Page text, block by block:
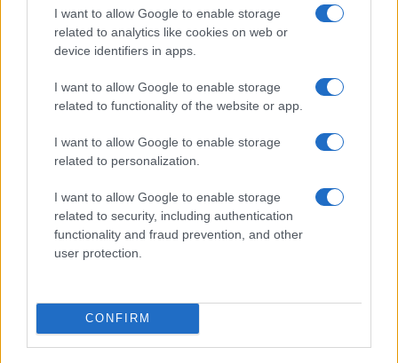
I want to allow Google to enable storage
related to analytics like cookies on web or
device identifiers in apps.
I want to allow Google to enable storage
related to functionality of the website or app.
I want to allow Google to enable storage
related to personalization.
I want to allow Google to enable storage
related to security, including authentication
functionality and fraud prevention, and other
user protection.
CONFIRM
Responsabilidad financiera de 3,4 millones: Tribunal de
Cuentas investiga a líderes independentistas
Marta Ruiz · 27 Jul 2026
FISCO
Guía para justificar origen de fondos en criptomonedas y
valorar operaciones antiguas